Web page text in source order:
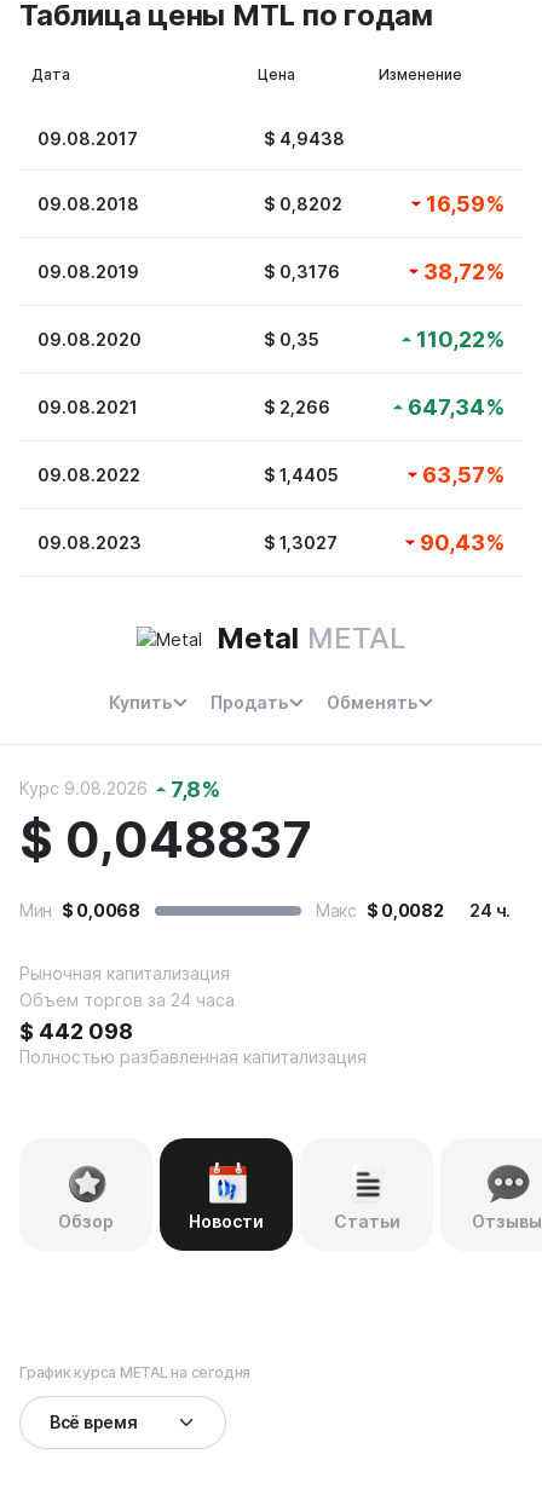
Таблица цены MTL по годам
Дата Цена Изменение
09.08.2017 $ 4,9438
09.08.2018 $ 0,8202 16,59%
09.08.2019 $ 0,3176 38,72%
09.08.2020 $ 0,35 110,22%
09.08.2021 $ 2,266 647,34%
09.08.2022 $ 1,4405 63,57%
09.08.2023 $ 1,3027 90,43%
Metal METAL
Купить Продать Обменять
Курс 9.08.2026 7,8%
$ 0,048837
Мин $ 0,0068 Макс $ 0,0082 24 ч.
Рыночная капитализация
Объем торгов за 24 часа
$ 442 098
Полностью разбавленная капитализация
Обзор Новости Статьи Отзывы
График курса METAL на сегодня